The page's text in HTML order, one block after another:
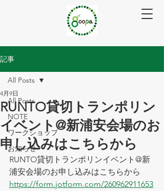
記事
All Posts
NOTE
ワークショップ
お知らせ
All Posts
RUNTO貸切トランポリン
イベント@新浦安会場のお
申し込みはこちらから
4月9日
RUNTO貸切トランポリンイベント@新
浦安会場のお申し込みはこちらから
https://form.jotform.com/260962911653